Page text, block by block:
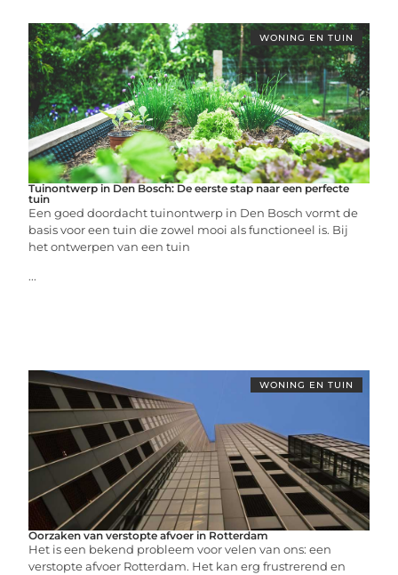
WONING EN TUIN
Tuinontwerp in Den Bosch: De eerste stap naar een perfecte
tuin
Een goed doordacht tuinontwerp in Den Bosch vormt de
basis voor een tuin die zowel mooi als functioneel is. Bij
het ontwerpen van een tuin
...
WONING EN TUIN
Oorzaken van verstopte afvoer in Rotterdam
Het is een bekend probleem voor velen van ons: een
verstopte afvoer Rotterdam. Het kan erg frustrerend en